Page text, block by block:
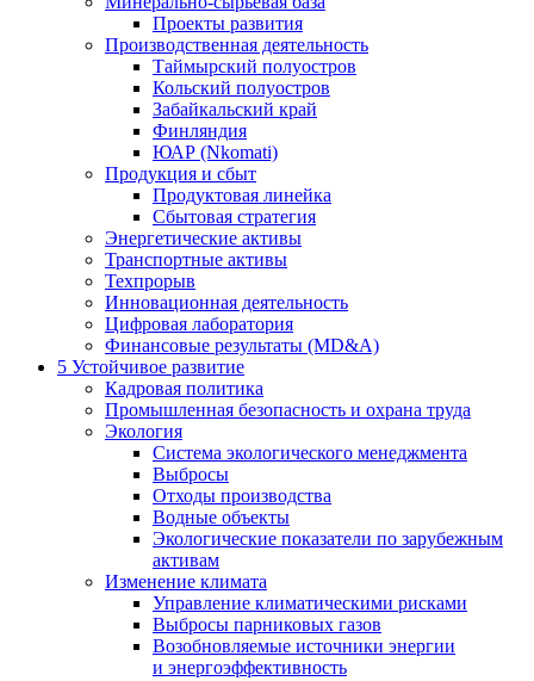
Проекты развития
Производственная деятельность
Таймырский полуостров
Кольский полуостров
Забайкальский край
Финляндия
ЮАР (Nkomati)
Продукция и сбыт
Продуктовая линейка
Сбытовая стратегия
Энергетические активы
Транспортные активы
Техпрорыв
Инновационная деятельность
Цифровая лаборатория
Финансовые результаты (MD&A)
5 Устойчивое развитие
Кадровая политика
Промышленная безопасность и охрана труда
Экология
Система экологического менеджмента
Выбросы
Отходы производства
Водные объекты
Экологические показатели по зарубежным
активам
Изменение климата
Управление климатическими рисками
Выбросы парниковых газов
Возобновляемые источники энергии
и энергоэффективность